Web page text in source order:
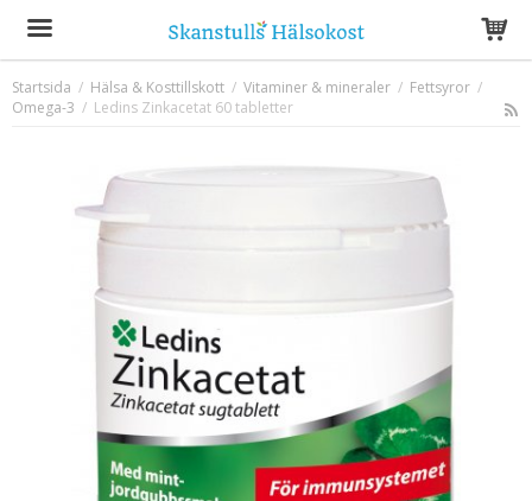
Produkten har blivit tillagd i varukorgen
Startsida / Hälsa & Kosttillskott / Vitaminer & mineraler / Fettsyror /
Omega-3 / Ledins Zinkacetat 60 tabletter